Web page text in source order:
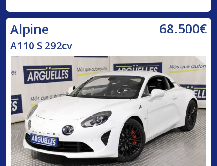
Alpine 68.500€
A110 S 292cv